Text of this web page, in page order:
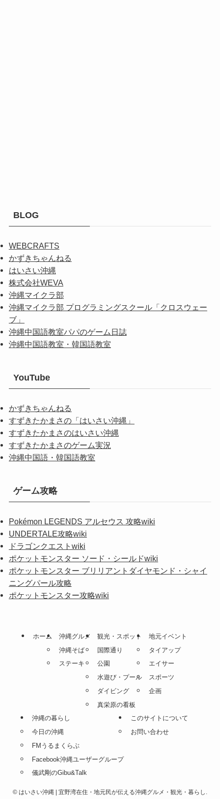
BLOG
WEBCRAFTS
かずきちゃんねる
はいさい沖縄
株式会社WEVA
沖縄マイクラ部
沖縄マイクラ部 プログラミングスクール「クロスウェー
ブ」
沖縄中国語教室パパのゲーム日誌
沖縄中国語教室・韓国語教室
YouTube
かずきちゃんねる
すずきたかまさの「はいさい沖縄」
すずきたかまさのはいさい沖縄
すずきたかまさのゲーム実況
沖縄中国語・韓国語教室
ゲーム攻略
Pokémon LEGENDS アルセウス 攻略wiki
UNDERTALE攻略wiki
ドラゴンクエストwiki
ポケットモンスター ソード・シールドwiki
ポケットモンスター ブリリアントダイヤモンド・シャイ
ニングパール攻略
ポケットモンスター攻略wiki
ホーム
沖縄グルメ
沖縄そば
ステーキ
観光・スポット
国際通り
公園
水遊び・プール
ダイビング
真栄原の看板
地元イベント
タイアップ
エイサー
スポーツ
企画
沖縄の暮らし
今日の沖縄
FMうるまくらぶ
Facebook沖縄ユーザーグループ
儀武剛のGibu&Talk
このサイトについて
お問い合わせ
© はいさい沖縄 | 宜野湾在住・地元民が伝える沖縄グルメ・観光・暮らし.